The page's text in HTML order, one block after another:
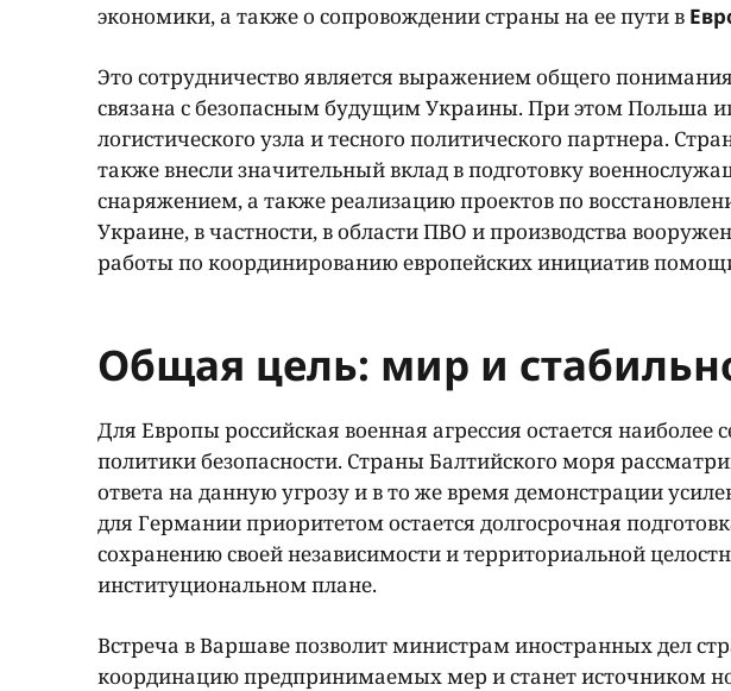
экономики, а также о сопровождении страны на ее пути в
Это сотрудничество является выражением общего
связана с безопасным будущим Украины. При этом Польша
логистического узла и тесного политического партнера.
также внесли значительный вклад в подготовку
снаряжением, а также реализацию проектов по
Украине, в частности, в области ПВО и производства
работы по координированию европейских инициатив
Общая цель: мир и
Для Европы российская военная агрессия остается
политики безопасности. Страны Балтийского моря
ответа на данную угрозу и в то же время демонстрации
для Германии приоритетом остается долгосрочная
сохранению своей независимости и территориальной
институциональном плане.
Встреча в Варшаве позволит министрам иностранных дел
координацию предпринимаемых мер и станет источником